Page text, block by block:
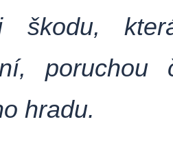
škodu,
poruchou
hradu.